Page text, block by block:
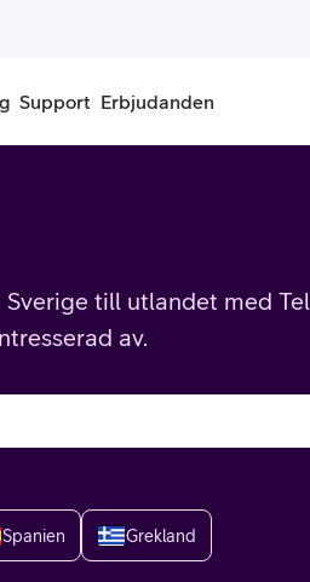
Support Erbjudanden
till utlandet med
av.
Spanien Grekland